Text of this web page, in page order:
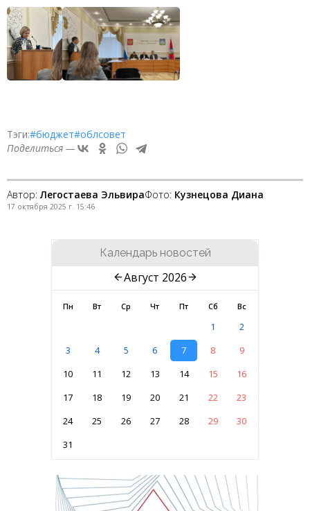
Тэги:#бюджет#облсовет
Поделиться —
Автор: Легостаева ЭльвираФото: Кузнецова Диана
17 октября 2025 г. 15:46
Календарь новостей
Август 2026
Пн Вт Ср Чт Пт Сб Вс
1
2
3
4 5 6 7 8
9
10
11 12 13 14 15
16
17
18 19 20 21 22
23
24
25 26 27 28 29
30
31